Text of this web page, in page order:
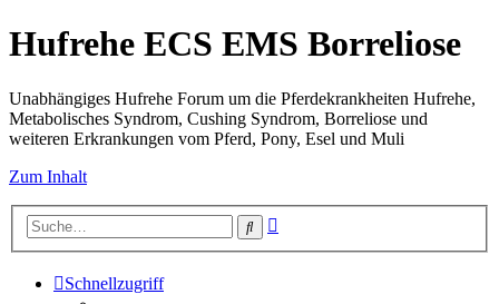
Hufrehe ECS EMS Borreliose
Unabhängiges Hufrehe Forum um die Pferdekrankheiten Hufrehe,
Metabolisches Syndrom, Cushing Syndrom, Borreliose und
weiteren Erkrankungen vom Pferd, Pony, Esel und Muli
Zum Inhalt
Suche
Schnellzugriff